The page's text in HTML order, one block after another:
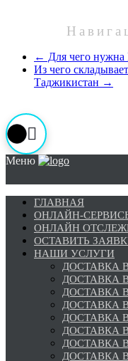
← Для чего нужна
Из чего
Таджикистан →
Меню
ГЛАВНАЯ
ОНЛАЙН-
ОНЛАЙН
ОСТАВИТЬ
НАШИ УСЛУГИ
ДОСТАВКА
ДОСТАВКА
ДОСТАВКА
ДОСТАВКА
ДОСТАВКА
ДОСТАВКА
ДОСТАВКА
ДОСТАВКА